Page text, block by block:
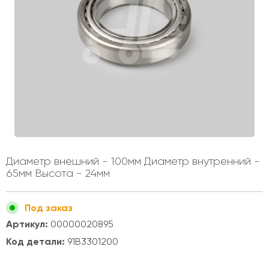
Диаметр внешний - 100мм Диаметр внутренний -
65мм Высота - 24мм
Под заказ
Артикул: 00000020895
Код детали: 91B3301200